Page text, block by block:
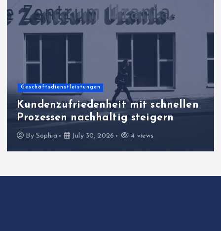
Geschäftsdienstleistungen
Kundenzufriedenheit mit schnellen
Prozessen nachhaltig steigern
By Sophia July 30, 2026 4 views